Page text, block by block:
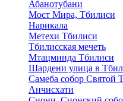
Абанотубани
Мост Мира, Тбилиси
Нарикала
Метехи Тбилиси
Тбилисская мечеть
Мтацминда Тбилиси
Шардени улица в
Самеба собор Святой
Анчисхати